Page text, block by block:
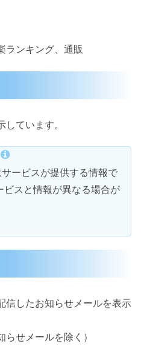
ランキング、通販
ています。
ービスが提供する情報で
スと情報が異なる場合が
したお知らせメールを表示
らせメールを除く）